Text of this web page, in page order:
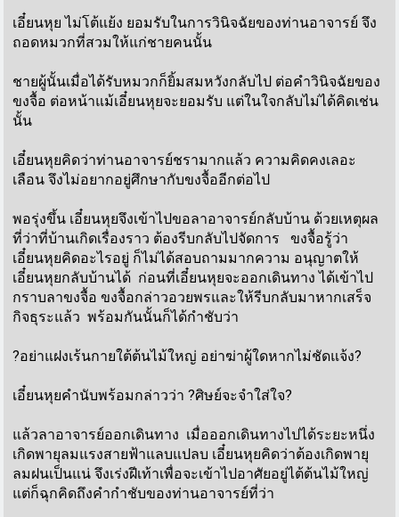
เอี๋ยนหุย ไม่โต้แย้ง ยอมรับในการวินิจฉัยของท่านอาจารย์ จึง
ถอดหมวกที่สวมให้แก่ชายคนนั้น
ชายผู้นั้นเมื่อได้รับหมวกก็ยิ้มสมหวังกลับไป ต่อคำวินิจฉัยของ
ขงจื้อ ต่อหน้าแม้เอี๋ยนหุยจะยอมรับ แต่ในใจกลับไม่ได้คิดเช่น
นั้น
เอี๋ยนหุยคิดว่าท่านอาจารย์ชรามากแล้ว ความคิดคงเลอะ
เลือน จึงไม่อยากอยู่ศึกษากับขงจื้ออีกต่อไป
พอรุ่งขึ้น เอี๋ยนหุยจึงเข้าไปขอลาอาจารย์กลับบ้าน ด้วยเหตุผล
ที่ว่าที่บ้านเกิดเรื่องราว ต้องรีบกลับไปจัดการ ขงจื้อรู้ว่า
เอี๋ยนหุยคิดอะไรอยู่ ก็ไม่ได้สอบถามมากความ อนุญาตให้
เอี๋ยนหุยกลับบ้านได้ ก่อนที่เอี๋ยนหุยจะออกเดินทาง ได้เข้าไป
กราบลาขงจื้อ ขงจื้อกล่าวอวยพรและให้รีบกลับมาหากเสร็จ
กิจธุระแล้ว พร้อมกันนั้นก็ได้กำชับว่า
?อย่าแฝงเร้นกายใต้ต้นไม้ใหญ่ อย่าฆ่าผู้ใดหากไม่ชัดแจ้ง?
เอี๋ยนหุยคำนับพร้อมกล่าวว่า ?ศิษย์จะจำใส่ใจ?
แล้วลาอาจารย์ออกเดินทาง เมื่อออกเดินทางไปได้ระยะหนึ่ง
เกิดพายุลมแรงสายฟ้าแลบแปลบ เอี๋ยนหุยคิดว่าต้องเกิดพายุ
ลมฝนเป็นแน่ จึงเร่งฝีเท้าเพื่อจะเข้าไปอาศัยอยู่ไต้ต้นไม้ใหญ่
แต่ก็ฉุกคิดถึงคำกำชับของท่านอาจารย์ที่ว่า